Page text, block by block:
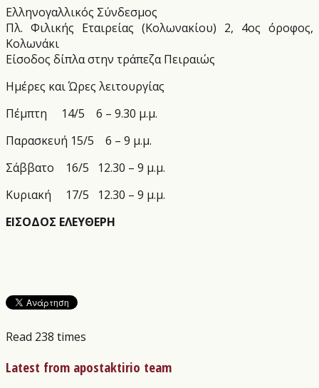
Ελληνογαλλικός Σύνδεσμος
Πλ. Φιλικής Εταιρείας (Κολωνακίου) 2, 4ος όροφος,
Κολωνάκι
Είσοδος δίπλα στην τράπεζα Πειραιώς
Ημέρες και Ώρες λειτουργίας
Πέμπτη
14/5
6 – 9.30 μ.μ.
Παρασκευή 15/5
6 – 9 μ.μ.
Σάββατο
16/5
12.30 – 9 μ.μ.
Κυριακή
17/5
12.30 – 9 μ.μ.
ΕΙΣΟΔΟΣ ΕΛΕΥΘΕΡΗ
Read 238 times
Latest from apostaktirio team